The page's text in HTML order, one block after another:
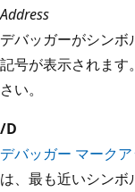
Address
デバッガーがシンボ
記号が表示されます
さい。
/D
デバッガー マーク
は、最も近いシン